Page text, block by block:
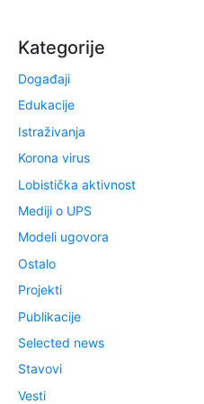
Kategorije
Događaji
Edukacije
Istraživanja
Korona virus
Lobistička aktivnost
Mediji o UPS
Modeli ugovora
Ostalo
Projekti
Publikacije
Selected news
Stavovi
Vesti